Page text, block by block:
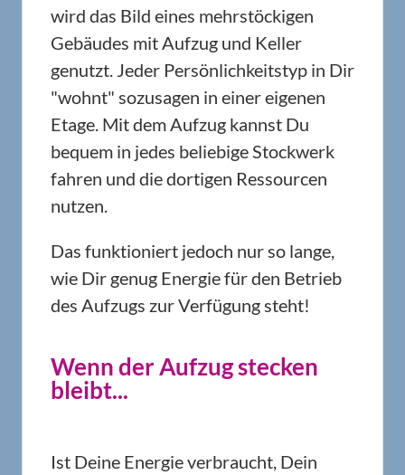
wird das Bild eines mehrstöckigen
Gebäudes mit Aufzug und Keller
genutzt. Jeder Persönlichkeitstyp in Dir
"wohnt" sozusagen in einer eigenen
Etage. Mit dem Aufzug kannst Du
bequem in jedes beliebige Stockwerk
fahren und die dortigen Ressourcen
nutzen.
Das funktioniert jedoch nur so lange,
wie Dir genug Energie für den Betrieb
des Aufzugs zur Verfügung steht!
Wenn der Aufzug stecken
bleibt...
Ist Deine Energie verbraucht, Dein